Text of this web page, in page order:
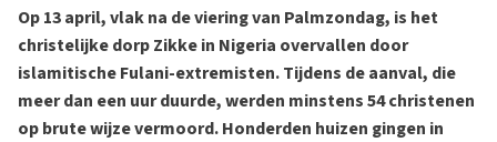
Op 13 april, vlak na de viering van Palmzondag, is het
christelijke dorp Zikke in Nigeria overvallen door
islamitische Fulani-extremisten. Tijdens de aanval, die
meer dan een uur duurde, werden minstens 54 christenen
op brute wijze vermoord. Honderden huizen gingen in